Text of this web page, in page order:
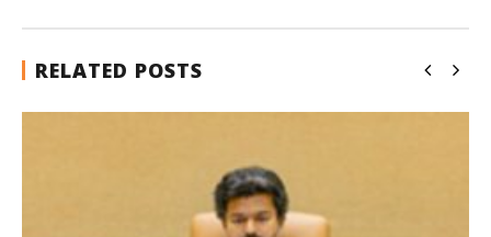
RELATED POSTS